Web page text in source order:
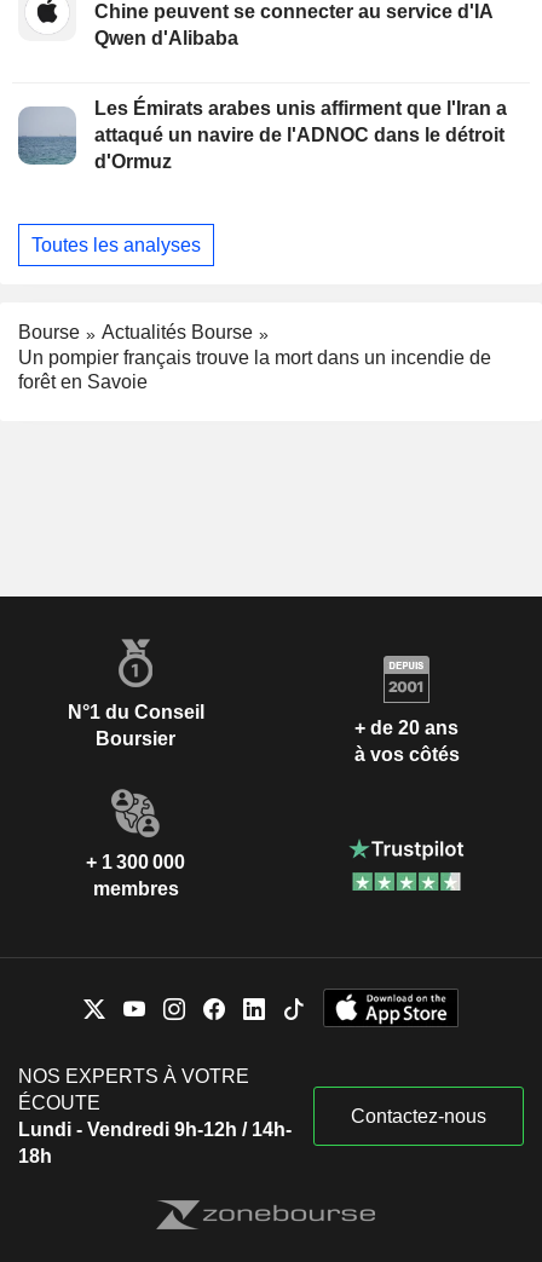
Chine peuvent se connecter au service d'IA
Qwen d'Alibaba
Les Émirats arabes unis affirment que l'Iran a
attaqué un navire de l'ADNOC dans le détroit
d'Ormuz
Toutes les analyses
Bourse
Actualités Bourse
Un pompier français trouve la mort dans un incendie de
forêt en Savoie
N°1 du Conseil
Boursier
+ de 20 ans
à vos côtés
+ 1 300 000
membres
NOS EXPERTS À VOTRE
ÉCOUTE
Lundi - Vendredi 9h-12h / 14h-
18h
Contactez-nous